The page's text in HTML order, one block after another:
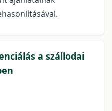
a szállodai